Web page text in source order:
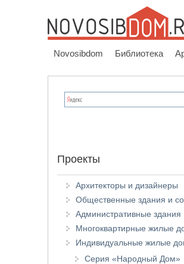
Novosibdom Библиотека
Проекты
Архитекторы и дизайнеры
Общественные здания и
Административные здания
Многоквартирные жилые
Индивидуальные жилые
Серия «Народный Дом»